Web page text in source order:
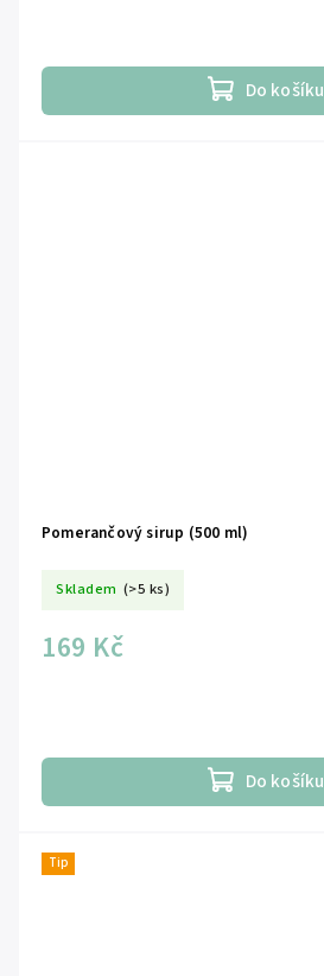
Do košíku
Pomerančový sirup (500 ml)
Skladem (>5 ks)
169 Kč
Do košíku
Tip